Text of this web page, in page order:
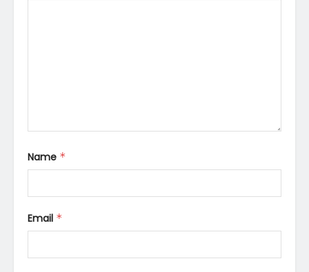
Name *
Email *